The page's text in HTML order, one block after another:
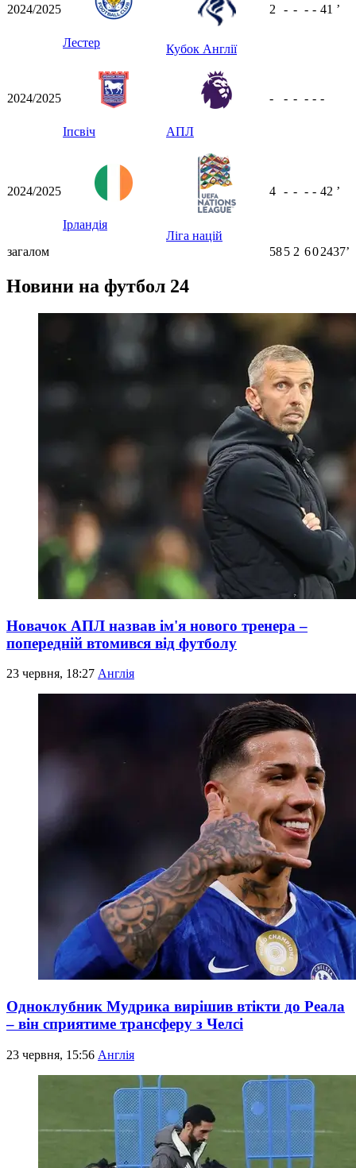
2024/2025
Лестер Кубок Англії
2 - - - - 41 ʼ
2024/2025
Іпсвіч АПЛ
- - - - - -
2024/2025
Ірландія
Ліга націй
4 - - - - 42 ʼ
загалом 585 2 602437ʼ
Новини на футбол 24
Новачок АПЛ назвав ім'я нового тренера –
попередній втомився від футболу
23 червня, 18:27 Англія
Одноклубник Мудрика вирішив втікти до Реала
– він сприятиме трансферу з Челсі
23 червня, 15:56 Англія